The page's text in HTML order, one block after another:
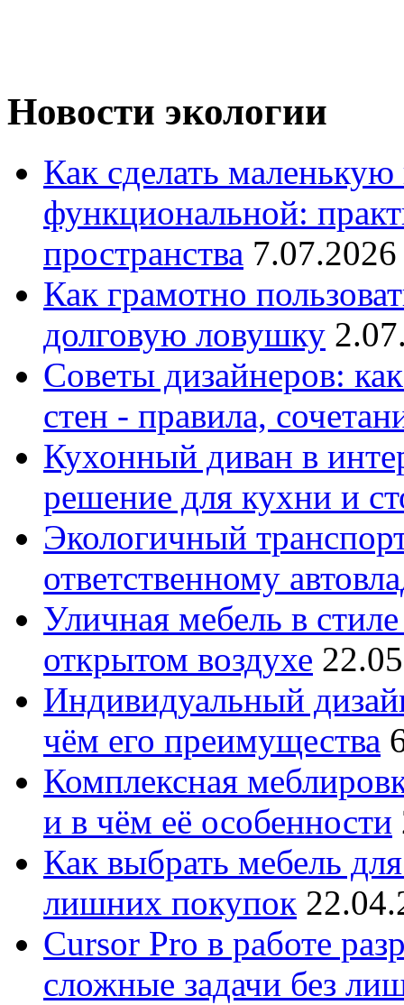
Новости экологии
Как сделать
функциональной:
пространства
Как грамотно
долговую ловушку
Советы дизайнеров:
стен - правила,
Кухонный диван в
решение для кухни и
Экологичный
ответственному
Уличная мебель в
открытом воздухе
Индивидуальный
чём его преимущества
Комплексная
и в чём её особенности
Как выбрать мебель
лишних покупок
Cursor Pro в работе
сложные задачи без